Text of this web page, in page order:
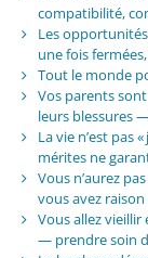
compatibilité,
Les
une fois
Tout le monde
Vos parents
leurs blessures
La vie n’est pas
mérites ne
Vous n’aurez
vous avez
Vous allez
— prendre soin